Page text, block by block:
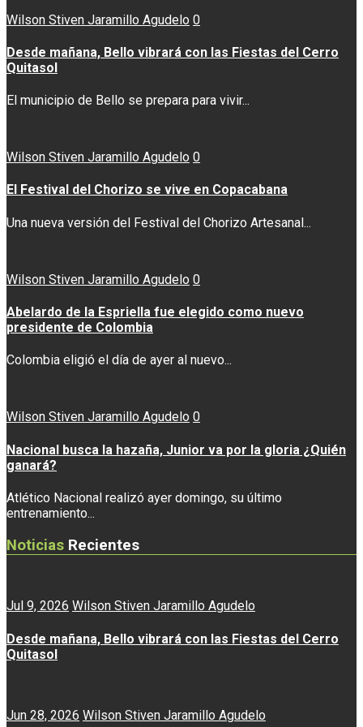
Wilson Stiven Jaramillo Agudelo 0
Desde mañana, Bello vibrará con las Fiestas del Cerro
Quitasol
El municipio de Bello se prepara para vivir...
Wilson Stiven Jaramillo Agudelo 0
El Festival del Chorizo se vive en Copacabana
Una nueva versión del Festival del Chorizo Artesanal...
Wilson Stiven Jaramillo Agudelo 0
Abelardo de la Espriella fue elegido como nuevo
presidente de Colombia
Colombia eligió el día de ayer al nuevo...
Wilson Stiven Jaramillo Agudelo 0
Nacional busca la hazaña, Junior va por la gloria ¿Quién
ganará?
Atlético Nacional realizó ayer domingo, su último
entrenamiento...
Noticias Recientes
Jul 9, 2026 Wilson Stiven Jaramillo Agudelo
Desde mañana, Bello vibrará con las Fiestas del Cerro
Quitasol
Jun 28, 2026 Wilson Stiven Jaramillo Agudelo